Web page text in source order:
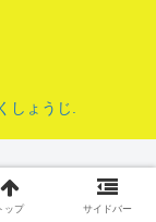
しょうじ.
ップ サイドバー